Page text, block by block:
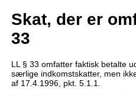
Skat, der er
33
LL § 33 omfatter faktisk betalte
særlige indkomstskatter, men
af 17.4.1996, pkt. 5.1.1.